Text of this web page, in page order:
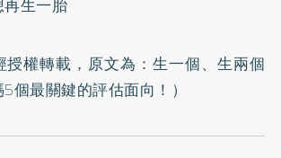
生一胎
授權轉載，原文為： 生一個、生兩個
個最關鍵的評估面向！ ）